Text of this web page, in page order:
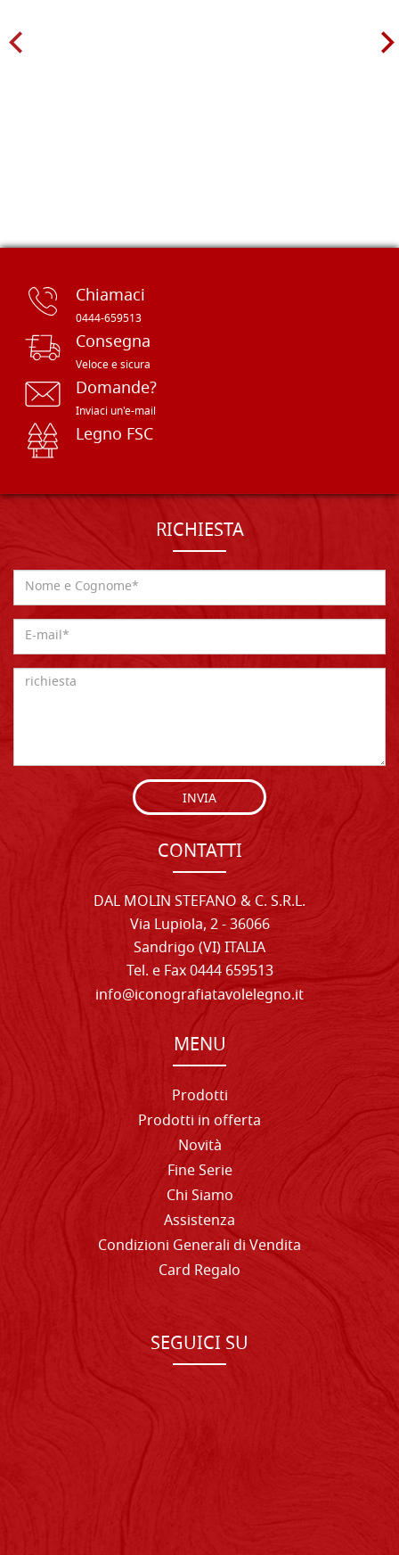
Chiamaci
0444-659513
Consegna
Veloce e sicura
Domande?
Inviaci un'e-mail
Legno FSC
RICHIESTA
INVIA
CONTATTI
DAL MOLIN STEFANO & C. S.R.L.
Via Lupiola, 2 - 36066
Sandrigo (VI) ITALIA
Tel. e Fax 0444 659513
info@iconografiatavolelegno.it
MENU
Prodotti
Prodotti in offerta
Novità
Fine Serie
Chi Siamo
Assistenza
Condizioni Generali di Vendita
Card Regalo
SEGUICI SU